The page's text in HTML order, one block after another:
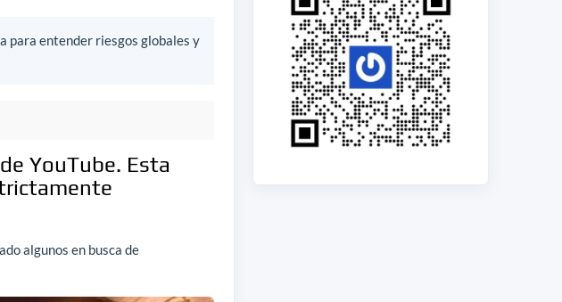
para entender riesgos globales y
YouTube. Esta
algunos en busca de